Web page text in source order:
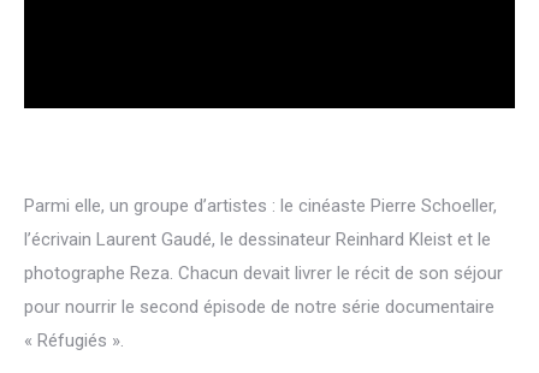
Parmi elle, un groupe d’artistes : le cinéaste Pierre Schoeller,
l’écrivain Laurent Gaudé, le dessinateur Reinhard Kleist et le
photographe Reza. Chacun devait livrer le récit de son séjour
pour nourrir le second épisode de notre série documentaire
« Réfugiés ».